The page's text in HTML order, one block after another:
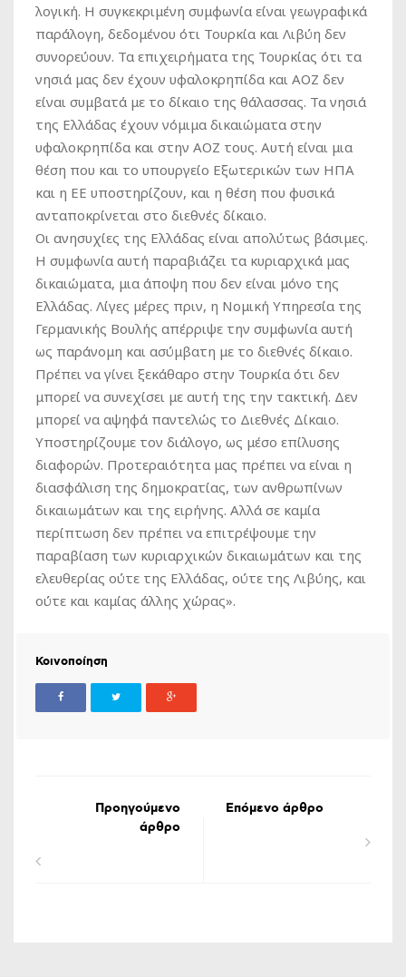
λογική. Η συγκεκριμένη συμφωνία είναι γεωγραφικά
παράλογη, δεδομένου ότι Τουρκία και Λιβύη δεν
συνορεύουν. Τα επιχειρήματα της Τουρκίας ότι τα
νησιά μας δεν έχουν υφαλοκρηπίδα και ΑΟΖ δεν
είναι συμβατά με το δίκαιο της θάλασσας. Τα νησιά
της Ελλάδας έχουν νόμιμα δικαιώματα στην
υφαλοκρηπίδα και στην ΑΟΖ τους. Αυτή είναι μια
θέση που και το υπουργείο Εξωτερικών των ΗΠΑ
και η ΕΕ υποστηρίζουν, και η θέση που φυσικά
ανταποκρίνεται στο διεθνές δίκαιο.
Οι ανησυχίες της Ελλάδας είναι απολύτως βάσιμες.
Η συμφωνία αυτή παραβιάζει τα κυριαρχικά μας
δικαιώματα, μια άποψη που δεν είναι μόνο της
Ελλάδας. Λίγες μέρες πριν, η Νομική Υπηρεσία της
Γερμανικής Βουλής απέρριψε την συμφωνία αυτή
ως παράνομη και ασύμβατη με το διεθνές δίκαιο.
Πρέπει να γίνει ξεκάθαρο στην Τουρκία ότι δεν
μπορεί να συνεχίσει με αυτή της την τακτική. Δεν
μπορεί να αψηφά παντελώς το Διεθνές Δίκαιο.
Υποστηρίζουμε τον διάλογο, ως μέσο επίλυσης
διαφορών. Προτεραιότητα μας πρέπει να είναι η
διασφάλιση της δημοκρατίας, των ανθρωπίνων
δικαιωμάτων και της ειρήνης. Αλλά σε καμία
περίπτωση δεν πρέπει να επιτρέψουμε την
παραβίαση των κυριαρχικών δικαιωμάτων και της
ελευθερίας ούτε της Ελλάδας, ούτε της Λιβύης, και
ούτε και καμίας άλλης χώρας».
Κοινοποίηση
Προηγούμενο
άρθρο
Επόμενο άρθρο